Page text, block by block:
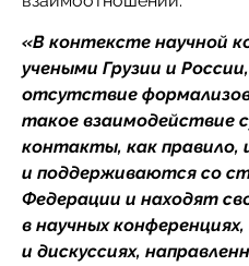
«В контексте научной
учеными Грузии и
отсутствие
такое взаимодействие
контакты, как правило,
и поддерживаются со
Федерации и находят
в научных
и дискуссиях,